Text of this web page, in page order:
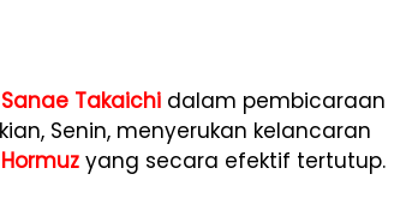
Sanae Takaichi dalam pembicaraan
Senin, menyerukan kelancaran
yang secara efektif tertutup.